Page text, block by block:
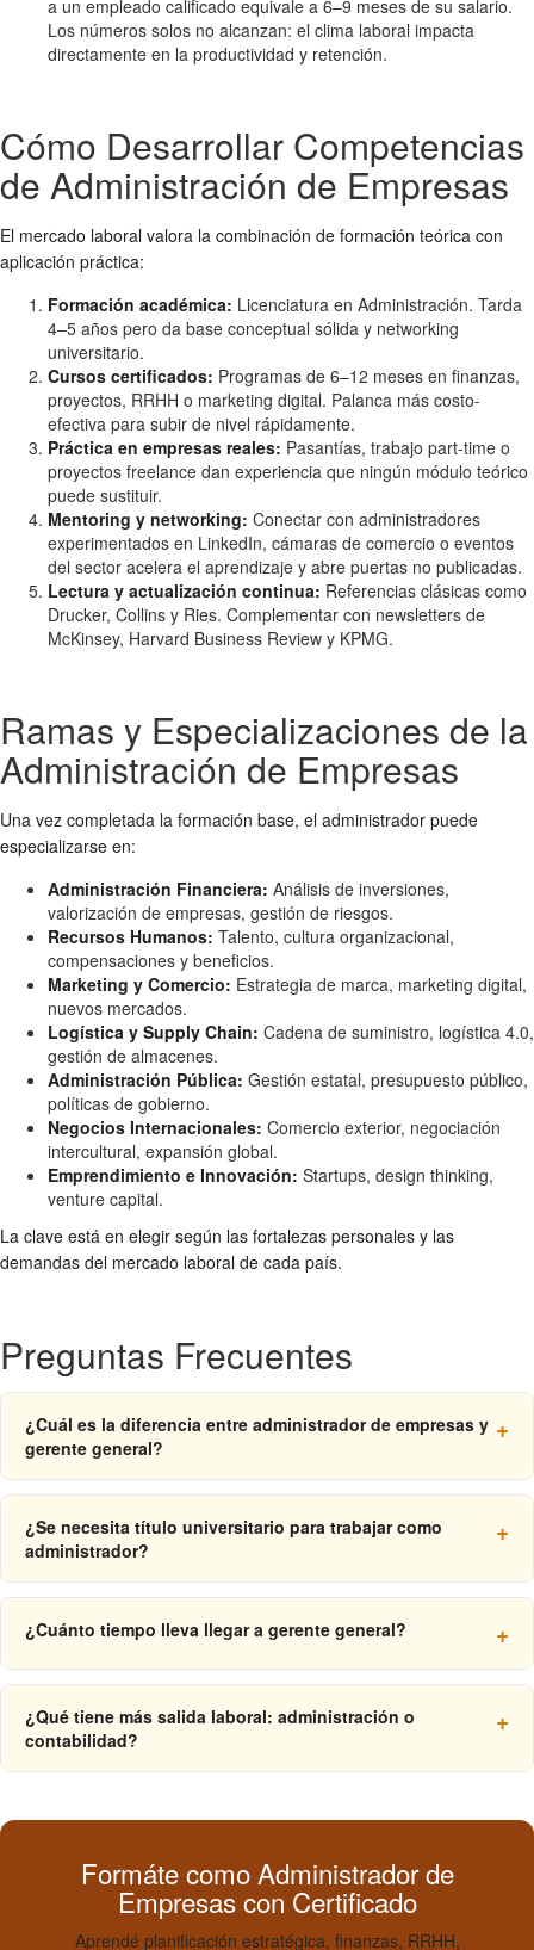
a un empleado calificado equivale a 6–9 meses de su salario.
Los números solos no alcanzan: el clima laboral impacta
directamente en la productividad y retención.
Cómo Desarrollar Competencias
de Administración de Empresas
El mercado laboral valora la combinación de formación teórica con
aplicación práctica:
Formación académica: Licenciatura en Administración. Tarda
4–5 años pero da base conceptual sólida y networking
universitario.
Cursos certificados: Programas de 6–12 meses en finanzas,
proyectos, RRHH o marketing digital. Palanca más costo-
efectiva para subir de nivel rápidamente.
Práctica en empresas reales: Pasantías, trabajo part-time o
proyectos freelance dan experiencia que ningún módulo teórico
puede sustituir.
Mentoring y networking: Conectar con administradores
experimentados en LinkedIn, cámaras de comercio o eventos
del sector acelera el aprendizaje y abre puertas no publicadas.
Lectura y actualización continua: Referencias clásicas como
Drucker, Collins y Ries. Complementar con newsletters de
McKinsey, Harvard Business Review y KPMG.
Ramas y Especializaciones de la
Administración de Empresas
Una vez completada la formación base, el administrador puede
especializarse en:
Administración Financiera: Análisis de inversiones,
valorización de empresas, gestión de riesgos.
Recursos Humanos: Talento, cultura organizacional,
compensaciones y beneficios.
Marketing y Comercio: Estrategia de marca, marketing digital,
nuevos mercados.
Logística y Supply Chain: Cadena de suministro, logística 4.0,
gestión de almacenes.
Administración Pública: Gestión estatal, presupuesto público,
políticas de gobierno.
Negocios Internacionales: Comercio exterior, negociación
intercultural, expansión global.
Emprendimiento e Innovación: Startups, design thinking,
venture capital.
La clave está en elegir según las fortalezas personales y las
demandas del mercado laboral de cada país.
Preguntas Frecuentes
¿Cuál es la diferencia entre administrador de empresas y
gerente general?
El gerente general es el cargo más alto de la estructura
operativa. El administrador de empresas es el perfil formado
para ese cargo pero también ejerce en roles especializados.
¿Se necesita título universitario para trabajar como
administrador?
En la mayoría de los países latinoamericanos no hay
habilitación obligatoria. Las empresas medianas y grandes
exigen título para gerencias, pero hay roles accesibles con
formación técnica o cursos certificados.
¿Cuánto tiempo lleva llegar a gerente general?
El promedio en Latinoamérica es 8 a 12 años desde el egreso.
En startups o PyMEs propias puede reducirse a 3–5 años.
Factores clave: MBA antes de los 30, especialización en sector
de alta demanda, certificaciones internacionales.
¿Qué tiene más salida laboral: administración o
contabilidad?
opciones.Formáte como Administrador de
Empresas con Certificado
Aprendé planificación estratégica, finanzas, RRHH,